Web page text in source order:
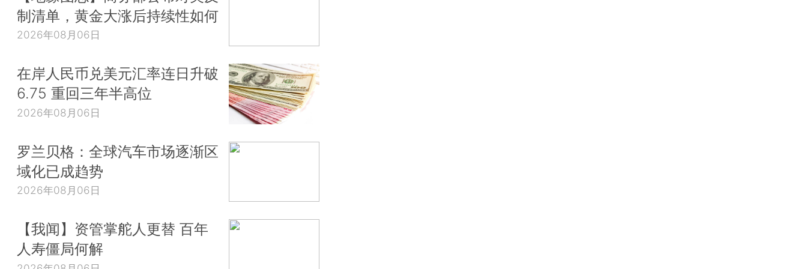
制清单，黄金大涨后持续性如何
2026年08月06日
在岸人民币兑美元汇率连日升破
6.75 重回三年半高位
2026年08月06日
罗兰贝格：全球汽车市场逐渐区
域化已成趋势
2026年08月06日
【我闻】资管掌舵人更替 百年
人寿僵局何解